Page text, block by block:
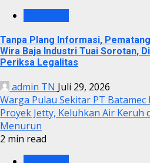
Tanpa Plang Informasi,
Wira Baja Industri Tuai Sorotan,
Periksa Legalitas
admin TN Juli 29, 2026
Warga Pulau Sekitar PT
Proyek Jetty, Keluhkan Air Keruh
Menurun
2 min read